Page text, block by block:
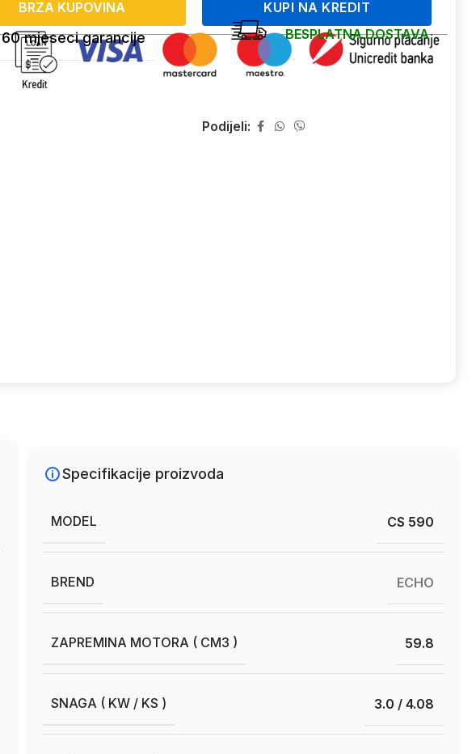
BRZA KUPOVINA
KUPI NA KREDIT
60 mjeseci garancije BESPLATNA DOSTAVA
Podijeli:
Specifikacije proizvoda
MODEL CS 590
BREND ECHO
ZAPREMINA MOTORA ( CM3 ) 59.8
SNAGA ( KW / KS ) 3.0 / 4.08